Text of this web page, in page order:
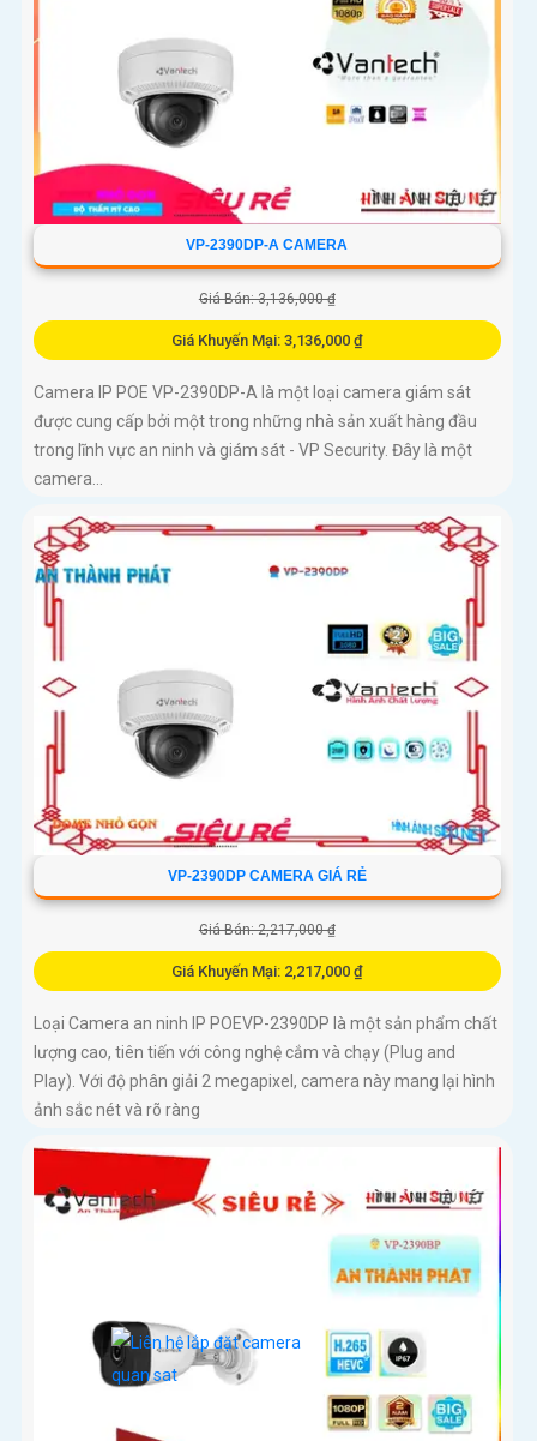
VP-2390DP-A CAMERA
Giá Bán: 3,136,000 ₫
Giá Khuyến Mại: 3,136,000 ₫
Camera IP POE VP-2390DP-A là một loại camera giám sát
được cung cấp bởi một trong những nhà sản xuất hàng đầu
trong lĩnh vực an ninh và giám sát - VP Security. Đây là một
camera...
VP-2390DP CAMERA GIÁ RẺ
Giá Bán: 2,217,000 ₫
Giá Khuyến Mại: 2,217,000 ₫
Loại Camera an ninh IP POEVP-2390DP là một sản phẩm chất
lượng cao, tiên tiến với công nghệ cắm và chạy (Plug and
Play). Với độ phân giải 2 megapixel, camera này mang lại hình
ảnh sắc nét và rõ ràng